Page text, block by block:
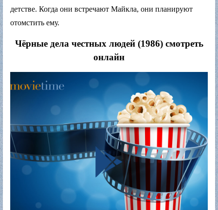
детстве. Когда они встречают Майкла, они планируют
отомстить ему.
Чёрные дела честных людей (1986) смотреть
онлайн